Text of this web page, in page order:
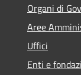
Organi di
Aree
Uffici
Enti e